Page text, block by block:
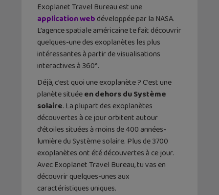
Exoplanet Travel Bureau est une
application web développée par la NASA.
L’agence spatiale américaine te fait découvrir
quelques-une des exoplanètes les plus
intéressantes à partir de visualisations
interactives à 360°.
Déjà, c’est quoi une exoplanète ? C’est une
planète situéeen dehors du Système
solaire. La plupart des exoplanètes
découvertes à ce jour orbitent autour
d’étoiles situées à moins de 400 années-
lumière du Système solaire. Plus de 3700
exoplanètes ont été découvertes à ce jour.
Avec Exoplanet Travel Bureau, tu vas en
découvrir quelques-unes aux
caractéristiques uniques.